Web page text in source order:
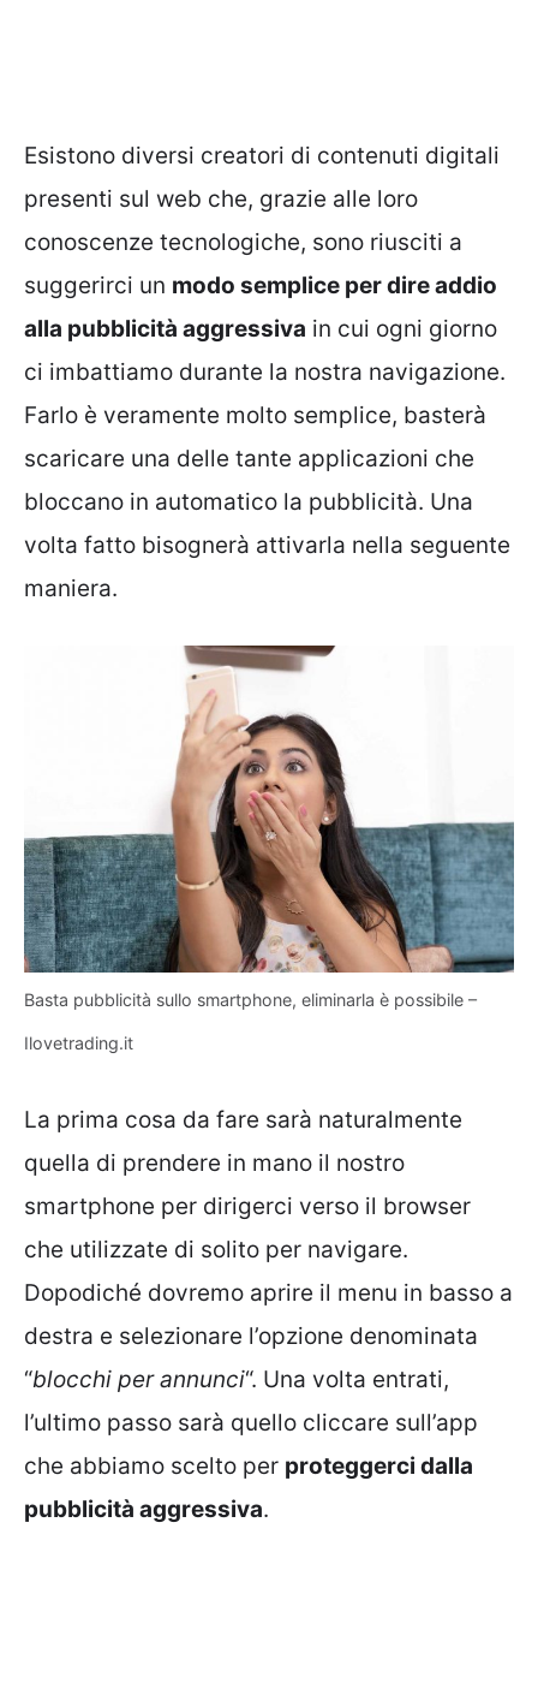
Esistono diversi creatori di contenuti digitali
presenti sul web che, grazie alle loro
conoscenze tecnologiche, sono riusciti a
suggerirci un modo semplice per dire addio
alla pubblicità aggressiva in cui ogni giorno
ci imbattiamo durante la nostra navigazione.
Farlo è veramente molto semplice, basterà
scaricare una delle tante applicazioni che
bloccano in automatico la pubblicità. Una
volta fatto bisognerà attivarla nella seguente
maniera.
Basta pubblicità sullo smartphone, eliminarla è possibile –
Ilovetrading.it
La prima cosa da fare sarà naturalmente
quella di prendere in mano il nostro
smartphone per dirigerci verso il browser
che utilizzate di solito per navigare.
Dopodiché dovremo aprire il menu in basso a
destra e selezionare l’opzione denominata
“blocchi per annunci“. Una volta entrati,
l’ultimo passo sarà quello cliccare sull’app
che abbiamo scelto per proteggerci dalla
pubblicità aggressiva.